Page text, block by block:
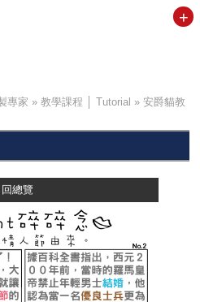
+
專家 »教學課程 │ Tutorial »安爵貓教
回總覽